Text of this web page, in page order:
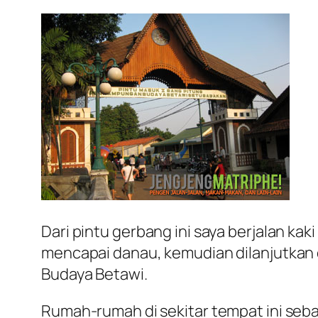
Dari pintu gerbang ini saya berjalan
mencapai danau, kemudian
Budaya Betawi.
Rumah-rumah di sekitar tempat ini